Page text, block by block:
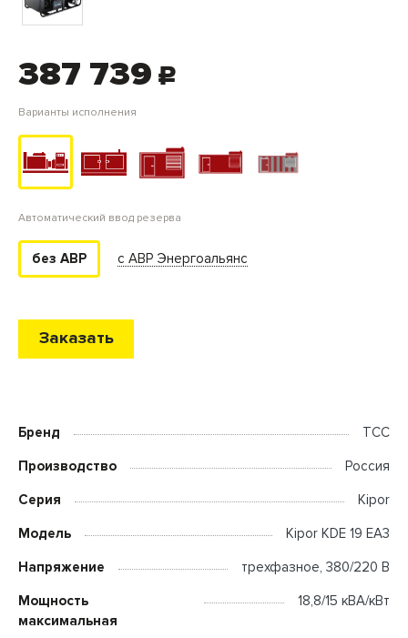
387 739 c
Варианты исполнения
Автоматический ввод резерва
без АВР с АВР Энергоальянс
Заказать
Бренд ТСС
Производство Россия
Серия Kipor
Модель Kipor KDE 19 EA3
Напряжение трехфазное, 380/220 В
Мощность
максимальная
18,8/15 кВА/кВт